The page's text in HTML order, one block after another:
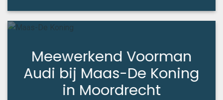
Meewerkend Voorman
Audi bij Maas-De Koning
in Moordrecht